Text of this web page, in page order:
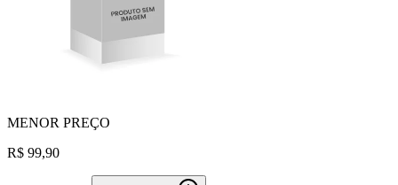
MENOR PREÇO
R$ 99,90